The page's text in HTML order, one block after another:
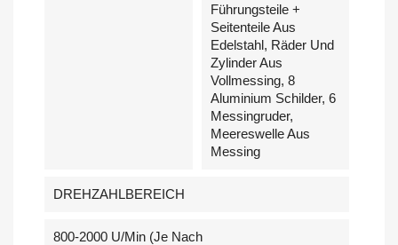
Führungsteile +
Seitenteile Aus
Edelstahl, Räder Und
Zylinder Aus
Vollmessing, 8
Aluminium Schilder, 6
Messingruder,
Meereswelle Aus
Messing
DREHZAHLBEREICH
800-2000 U/Min (je Nach